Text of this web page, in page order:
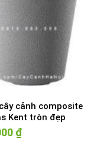
cảnh composite
Kent tròn đẹp
₫